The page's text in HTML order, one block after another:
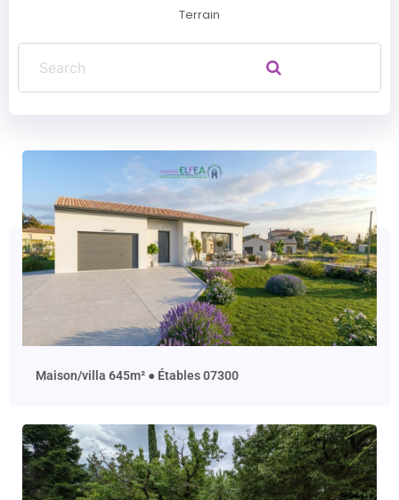
Terrain
maison/villa 645m² ● Étables 07300